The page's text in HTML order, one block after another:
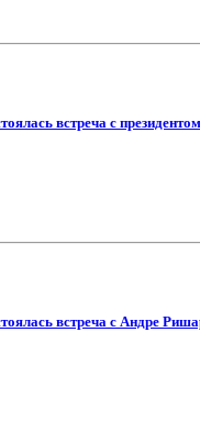
встреча с
встреча с Андре